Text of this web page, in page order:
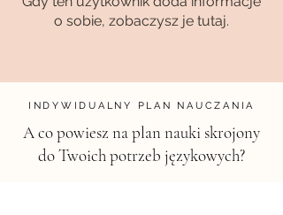
o sobie, zobaczysz je tutaj.
INDYWIDUALNY PLAN NAUCZANIA
A co powiesz na plan nauki skrojony
do Twoich potrzeb językowych?